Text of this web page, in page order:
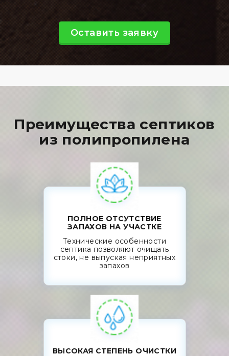
Оставить заявку
Преимущества септиков
из полипропилена
ПОЛНОЕ ОТСУТСТВИЕ
ЗАПАХОВ НА УЧАСТКЕ
Технические особенности
септика позволяют очищать
стоки, не выпуская неприятных
запахов
ВЫСОКАЯ СТЕПЕНЬ ОЧИСТКИ